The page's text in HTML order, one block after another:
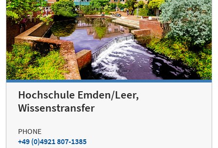
Hochschule Emden/Leer,
Wissenstransfer
PHONE
+49 (0)4921 807-1385